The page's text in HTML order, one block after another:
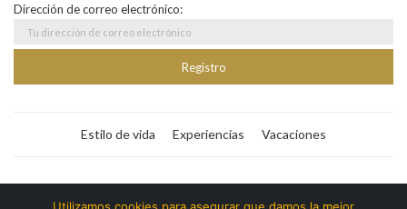
Dirección de correo electrónico:
Estilo de vida Experiencias Vacaciones
Bitacora365